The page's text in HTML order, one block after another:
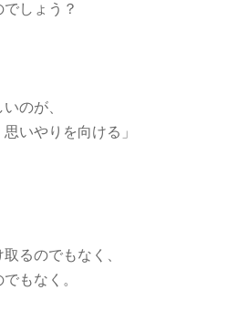
しょう？
のが、
いやりを向ける」
るのでもなく、
もなく。